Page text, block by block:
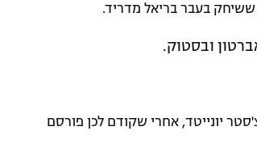
ששיחק בעבר בריאל מדריד.
ובסטוק.
יונייטד, אחרי שקודם לכן פורסם